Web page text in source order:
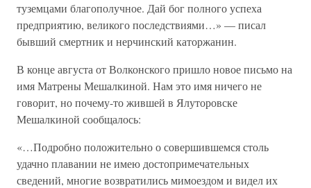
туземцами благополучное. Дай бог полного успеха
предприятию, великого последствиями…» — писал
бывший смертник и нерчинский каторжанин.
В конце августа от Волконского пришло новое письмо на
имя Матрены Мешалкиной. Нам это имя ничего не
говорит, но почему-то жившей в Ялуторовске
Мешалкиной сообщалось:
«…Подробно положительно о совершившемся столь
удачно плавании не имею достопримечательных
сведений, многие возвратились мимоездом и видел их